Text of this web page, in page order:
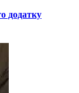
додатку